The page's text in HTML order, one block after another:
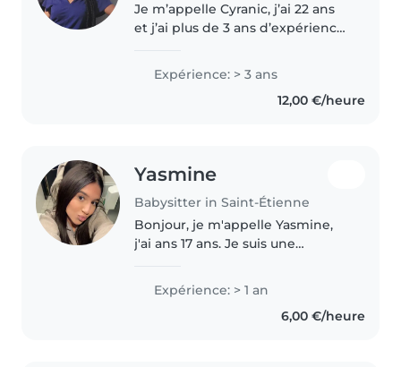
Je m’appelle Cyranic, j’ai 22 ans
et j’ai plus de 3 ans d’expérience
baby-sitter est pour moi un vrai
plaisir : j’aime partager des
Expérience: > 3 ans
12,00 €/heure
Yasmine
Babysitter in Saint-Étienne
Bonjour, je m'appelle Yasmine,
j'ai ans 17 ans. Je suis une
souriante et j'aime beaucoup
m'occuper des enfants. Je suis
actuellement en bac pro
Expérience: > 1 an
6,00 €/heure